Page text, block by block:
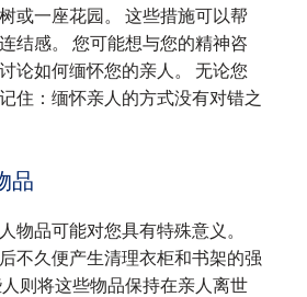
或一座花园。 这些措施可以帮
结感。 您可能想与您的精神咨
论如何缅怀您的亲人。 无论您
住：缅怀亲人的方式没有对错之
品
物品可能对您具有特殊意义。
不久便产生清理衣柜和书架的强
则将这些物品保持在亲人离世